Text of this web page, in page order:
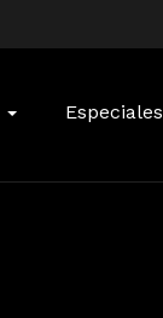
Especiales